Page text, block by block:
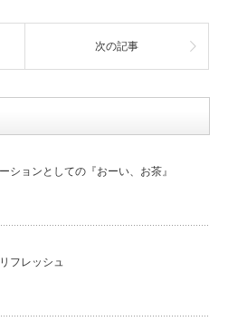
次の記事
ションとしての『おーい、お茶』
フレッシュ